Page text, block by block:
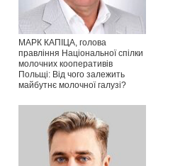
МАРК КАПІЦА, голова
правління Національної спілки
молочних кооперативів
Польщі: Від чого залежить
майбутнє молочної галузі?